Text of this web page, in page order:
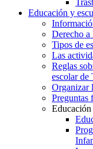
Educación y
Derecho a
Tipos de
Las
Reglas
escolar de
Organizar
Preguntas
Educación